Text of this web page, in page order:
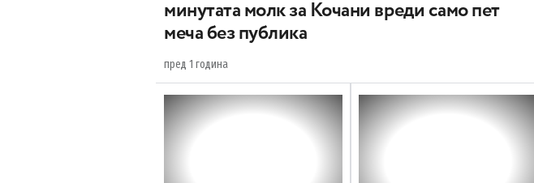
минутата молк за Кочани вреди само пет
меча без публика
пред 1 година